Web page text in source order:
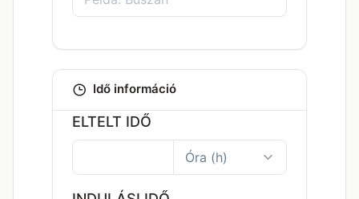
Idő információ
ELTELT IDŐ